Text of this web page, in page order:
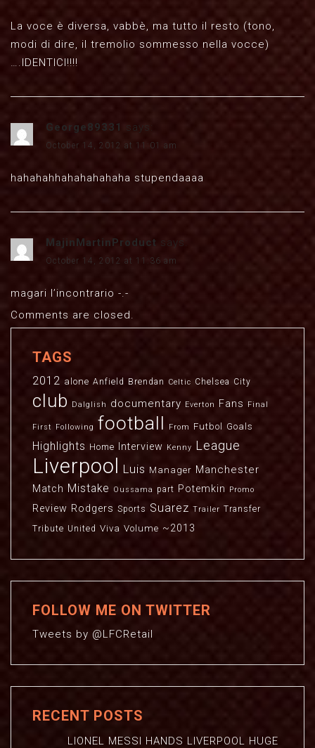
La voce è diversa, vabbè, ma tutto il resto (tono,
modi di dire, il tremolio sommesso nella vocce)
….IDENTICI!!!!
George89331 says:
October 14, 2012 at 11:01 am
hahahahhahahahahaha stupendaaaa
MajinMartinProduct says:
October 14, 2012 at 11:36 am
magari l’incontrario -.-
Comments are closed.
TAGS
2012 alone Anfield Brendan Celtic Chelsea City
club Dalglish documentary Everton Fans Final
First Following football From Futbol Goals
Highlights Home Interview Kenny League
Liverpool Luis Manager Manchester
Match Mistake Oussama part Potemkin Promo
Review Rodgers Sports Suarez Trailer Transfer
Tribute United Viva Volume ~2013
FOLLOW ME ON TWITTER
Tweets by @LFCRetail
RECENT POSTS
LIONEL MESSI HANDS LIVERPOOL HUGE